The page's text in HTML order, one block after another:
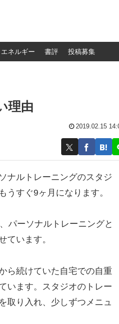
エネルギー 書評 投稿募集
理由
2019.02.15
ナルトレーニングのスタジ
うすぐ9ヶ月になります。
パーソナルトレーニングと
ています。
ら続けていた自宅での自重
います。スタジオのトレー
取り入れ、少しずつメニュ